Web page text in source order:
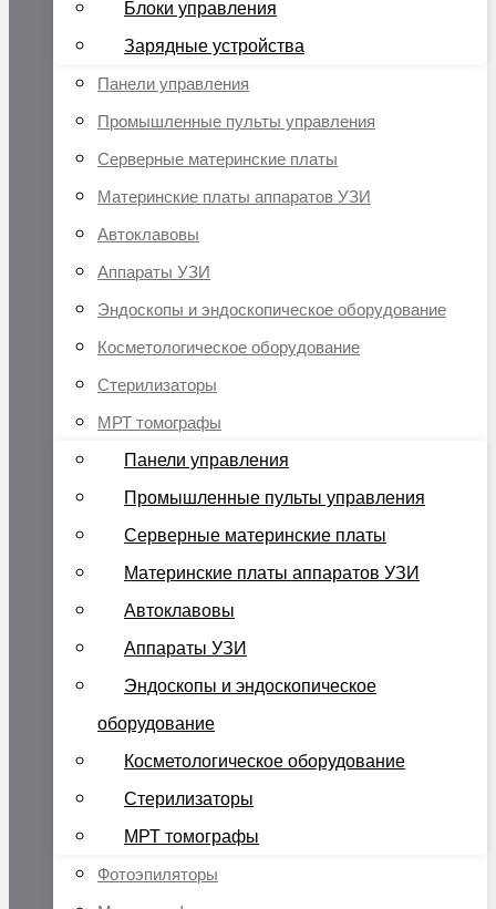
Блоки управления
Зарядные устройства
Панели управления
Промышленные пульты управления
Серверные материнские платы
Материнские платы аппаратов УЗИ
Автоклавовы
Аппараты УЗИ
Эндоскопы и эндоскопическое оборудование
Косметологическое оборудование
Стерилизаторы
МРТ томографы
Панели управления
Промышленные пульты управления
Серверные материнские платы
Материнские платы аппаратов УЗИ
Автоклавовы
Аппараты УЗИ
Эндоскопы и эндоскопическое
оборудование
Косметологическое оборудование
Стерилизаторы
МРТ томографы
Фотоэпиляторы